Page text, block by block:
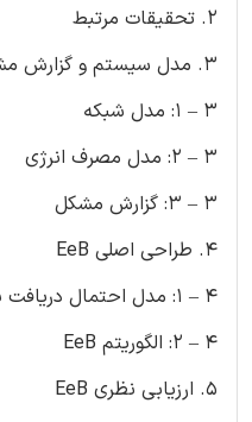
2. تحقیقات مرتبط
3. مدل سیستم و گزارش مشکل
3 – 1: مدل شبکه
3 – 2: مدل مصرف انرژی
3 – 3: گزارش مشکل
4. طراحی اصلی EeB
4 – 1: مدل احتمال دریافت بسته
4 – 2: الگوریتم EeB
5. ارزیابی نظری EeB